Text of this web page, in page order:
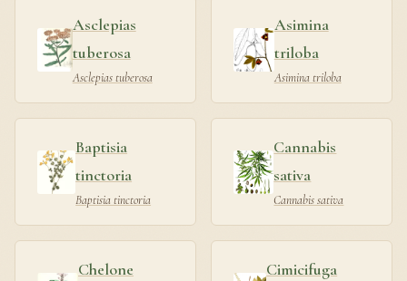
Asclepias
tuberosa
Asclepias tuberosa
Asimina
triloba
Asimina triloba
Baptisia
tinctoria
Baptisia tinctoria
Cannabis
sativa
Cannabis sativa
Chelone
Cimicifuga